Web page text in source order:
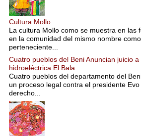
Cultura Mollo
La cultura Mollo como se muestra en las
en la comunidad del mismo nombre
perteneciente...
Cuatro pueblos del Beni Anuncian juicio
hidroeléctrica El Bala
Cuatro pueblos del departamento del
un proceso legal contra el presidente
derecho...